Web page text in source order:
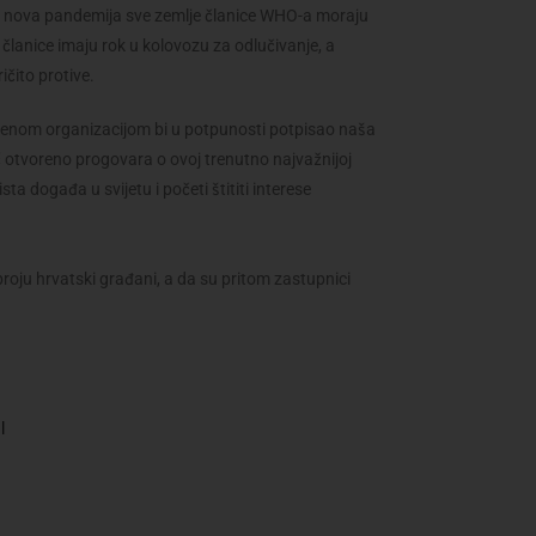
pandemija sve zemlje članice WHO-a moraju
imaju rok u kolovozu za odlučivanje, a
protive.
organizacijom bi u potpunosti potpisao naša
progovara o ovoj trenutno najvažnijoj
događa u svijetu i početi štititi interese
hrvatski građani, a da su pritom zastupnici